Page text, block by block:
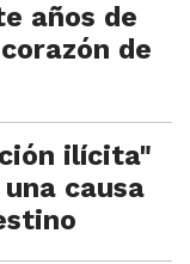
años de
de
ilícita"
causa